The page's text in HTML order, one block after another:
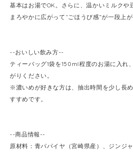
基本はお湯でOK。さらに、温かいミルクや
まろやかに広がって“ごほうび感”が一段上が
--おいしい飲み方--
ティーバッグ1袋を150ml程度のお湯に入れ
がりください。
※濃いめが好きな方は、抽出時間を少し長
すすめです。
--商品情報--
原材料：青パパイヤ（宮崎県産）、ジンジ